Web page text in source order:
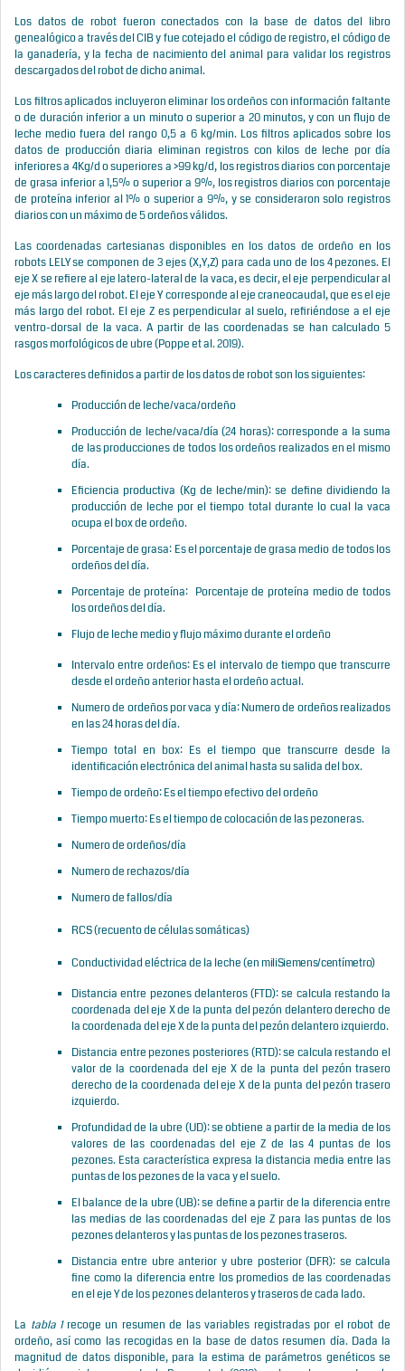
Los datos de robot fueron conectados con la base de datos del libro
genealógico a través del CIB y fue cotejado el código de registro, el código de
la ganadería, y la fecha de nacimiento del animal para validar los registros
descargados del robot de dicho animal.
Los filtros aplicados incluyeron eliminar los ordeños con información faltante
o de duración inferior a un minuto o superior a 20 minutos, y con un flujo de
leche medio fuera del rango 0,5 a 6 kg/min. Los filtros aplicados sobre los
datos de producción diaria eliminan registros con kilos de leche por día
inferiores a 4Kg/d o superiores a >99 kg/d, los registros diarios con porcentaje
de grasa inferior a 1,5% o superior a 9%, los registros diarios con porcentaje
de proteína inferior al 1% o superior a 9%, y se consideraron solo registros
diarios con un máximo de 5 ordeños válidos.
Las coordenadas cartesianas disponibles en los datos de ordeño en los
robots LELY se componen de 3 ejes (X,Y,Z) para cada uno de los 4 pezones. El
eje X se refiere al eje latero-lateral de la vaca, es decir, el eje perpendicular al
eje más largo del robot. El eje Y corresponde al eje craneocaudal, que es el eje
más largo del robot. El eje Z es perpendicular al suelo, refiriéndose a el eje
ventro-dorsal de la vaca. A partir de las coordenadas se han calculado 5
rasgos morfológicos de ubre (Poppe et al. 2019).
Los caracteres definidos a partir de los datos de robot son los siguientes:
Producción de leche/vaca/ordeño
Producción de leche/vaca/día (24 horas): corresponde a la suma
de las producciones de todos los ordeños realizados en el mismo
día.
Eficiencia productiva (Kg de leche/min): se define dividiendo la
producción de leche por el tiempo total durante lo cual la vaca
ocupa el box de ordeño.
Porcentaje de grasa: Es el porcentaje de grasa medio de todos los
ordeños del día.
Porcentaje de proteína: Porcentaje de proteína medio de todos
los ordeños del día.
Flujo de leche medio y flujo máximo durante el ordeño
Intervalo entre ordeños: Es el intervalo de tiempo que transcurre
desde el ordeño anterior hasta el ordeño actual.
Numero de ordeños por vaca y día: Numero de ordeños realizados
en las 24 horas del día.
Tiempo total en box: Es el tiempo que transcurre desde la
identificación electrónica del animal hasta su salida del box.
Tiempo de ordeño: Es el tiempo efectivo del ordeño
Tiempo muerto: Es el tiempo de colocación de las pezoneras.
Numero de ordeños/día
Numero de rechazos/día
Numero de fallos/día
RCS (recuento de células somáticas)
Conductividad eléctrica de la leche (enmiliSiemens/centímetro)
Distancia entre pezones delanteros (FTD): se calcula restando la
coordenada del eje X de la punta del pezón delantero derecho de
la coordenada del eje X de la punta del pezón delantero izquierdo.
Distancia entre pezones posteriores (RTD): se calcula restando el
valor de la coordenada del eje X de la punta del pezón trasero
derecho de la coordenada del eje X de la punta del pezón trasero
izquierdo.
Profundidad de la ubre (UD): se obtiene a partir de la media de los
valores de las coordenadas del eje Z de las 4 puntas de los
pezones. Esta característica expresa la distancia media entre las
puntas de los pezones de la vaca y el suelo.
El balance de la ubre (UB): se define a partir de la diferencia entre
las medias de las coordenadas del eje Z para las puntas de los
pezones delanteros y las puntas de los pezones traseros.
Distancia entre ubre anterior y ubre posterior (DFR): se calcula
fine como la diferencia entre los promedios de las coordenadas
en el eje Y de los pezones delanteros y traseros de cada lado.
La tabla 1recoge un resumen de las variables registradas por el robot de
ordeño, así como las recogidas en la base de datos resumen día. Dada la
magnitud de datos disponible, para la estima de parámetros genéticos se